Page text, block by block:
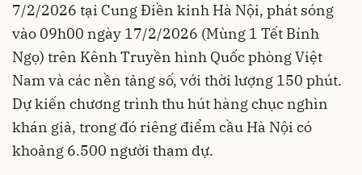
7/2/2026 tại Cung Điền kinh Hà Nội, phát sóng
vào 09h00 ngày 17/2/2026 (Mùng 1 Tết Bính
Ngọ) trên Kênh Truyền hình Quốc phòng Việt
Nam và các nền tảng số, với thời lượng 150 phút.
Dự kiến chương trình thu hút hàng chục nghìn
khán giả, trong đó riêng điểm cầu Hà Nội có
khoảng 6.500 người tham dự.